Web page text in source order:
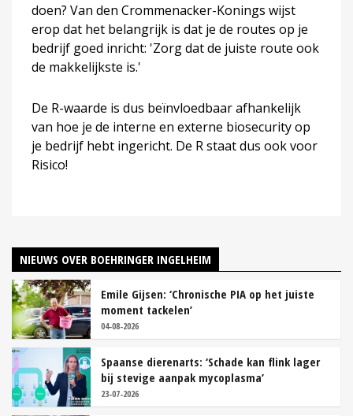
doen? Van den Crommenacker-Konings wijst
erop dat het belangrijk is dat je de routes op je
bedrijf goed inricht: 'Zorg dat de juiste route ook
de makkelijkste is.'
De R-waarde is dus beïnvloedbaar afhankelijk
van hoe je de interne en externe biosecurity op
je bedrijf hebt ingericht. De R staat dus ook voor
Risico!
NIEUWS OVER BOEHRINGER INGELHEIM
Emile Gijsen: ‘Chronische PIA op het juiste
moment tackelen’
04-08-2026
Spaanse dierenarts: ‘Schade kan flink lager
bij stevige aanpak mycoplasma’
23-07-2026